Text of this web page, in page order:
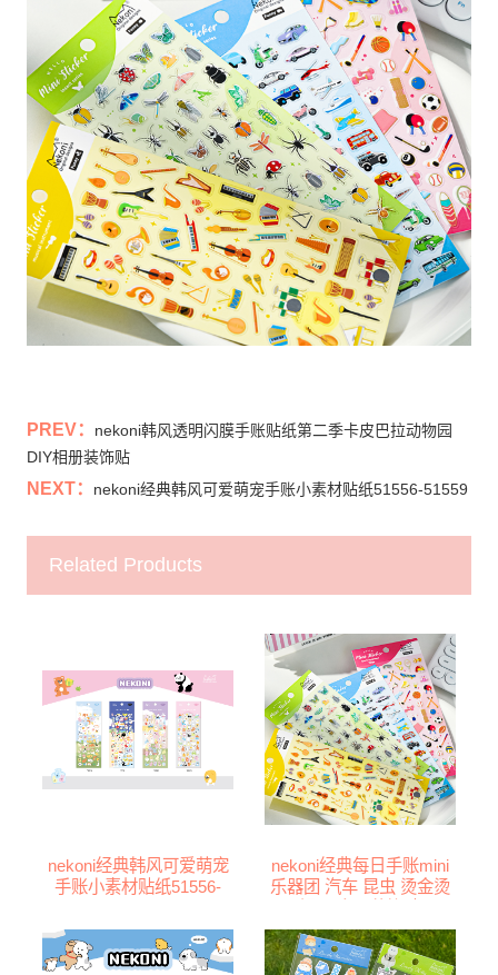
PREV： nekoni韩风透明闪膜手账贴纸第二季卡皮巴拉动物园
DIY相册装饰贴
NEXT： nekoni经典韩风可爱萌宠手账小素材贴纸51556-51559
Related Products
nekoni经典韩风可爱萌宠
手账小素材贴纸51556-
nekoni经典每日手账mini
乐器团 汽车 昆虫 烫金烫